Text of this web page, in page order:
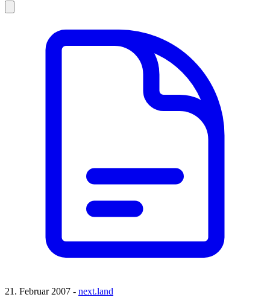
21. Februar 2007 - next.land